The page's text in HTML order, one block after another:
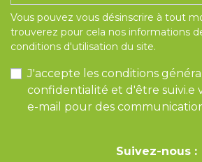
Vous pouvez vous désinscrire à tout
trouverez pour cela nos informations
conditions d'utilisation du site.
J'accepte les conditions
confidentialité et d'être suivi.e
e-mail pour des
Suivez-nous :